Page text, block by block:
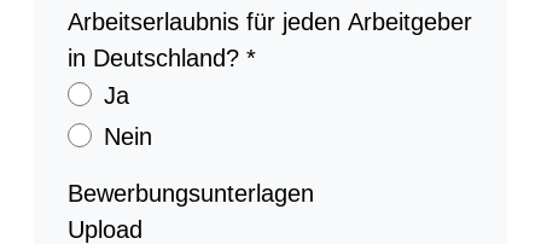
Arbeitserlaubnis für jeden Arbeitgeber
in Deutschland? *
Ja
Nein
Bewerbungsunterlagen
Upload